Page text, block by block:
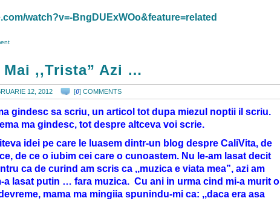
watch?v=-BngDUExWOo&feature=related
Mai ,,trista” Azi …
12, 2012 [0] COMMENTS
gindesc sa scriu, un articol tot dupa miezul noptii il scriu.
ma gindesc, tot despre altceva voi scrie.
idei pe care le luasem dintr-un blog despre CaliVita, de
de ce o iubim cei care o cunoastem. Nu le-am lasat decit
ca de curind am scris ca ,,muzica e viata mea”, azi am
a lasat putin … fara muzica. Cu ani in urma cind mi-a murit o
mama ma mingiia spunindu-mi ca: ,,daca era asa